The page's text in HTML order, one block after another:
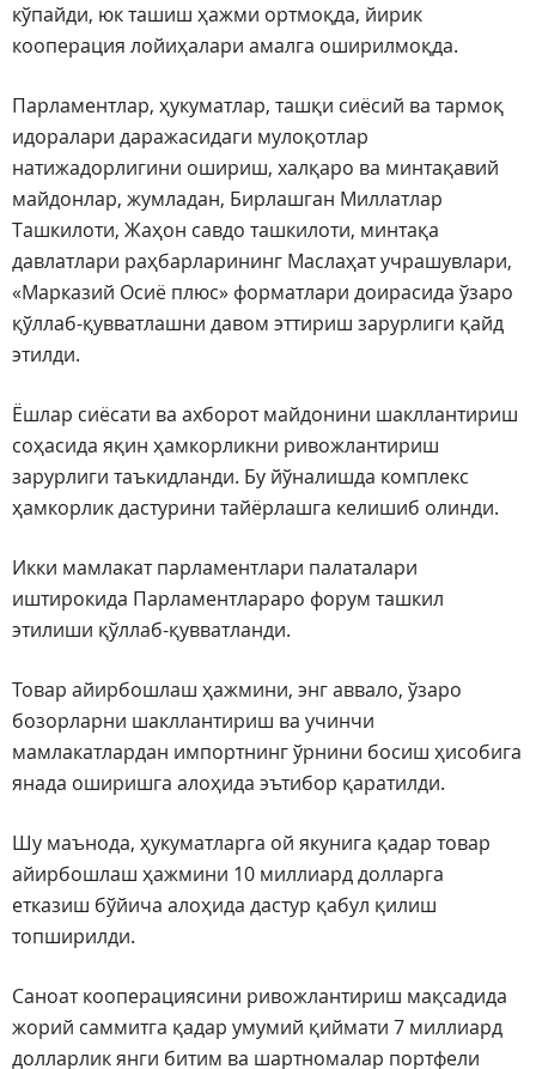
кўпайди, юк ташиш ҳажми ортмоқда, йирик
кооперация лойиҳалари амалга оширилмоқда.
Парламентлар, ҳукуматлар, ташқи сиёсий ва тармоқ
идоралари даражасидаги мулоқотлар
натижадорлигини ошириш, халқаро ва минтақавий
майдонлар, жумладан, Бирлашган Миллатлар
Ташкилоти, Жаҳон савдо ташкилоти, минтақа
давлатлари раҳбарларининг Маслаҳат учрашувлари,
«Марказий Осиё плюс» форматлари доирасида ўзаро
қўллаб-қувватлашни давом эттириш зарурлиги қайд
этилди.
Ёшлар сиёсати ва ахборот майдонини шакллантириш
соҳасида яқин ҳамкорликни ривожлантириш
зарурлиги таъкидланди. Бу йўналишда комплекс
ҳамкорлик дастурини тайёрлашга келишиб олинди.
Икки мамлакат парламентлари палаталари
иштирокида Парламентлараро форум ташкил
этилиши қўллаб-қувватланди.
Товар айирбошлаш ҳажмини, энг аввало, ўзаро
бозорларни шакллантириш ва учинчи
мамлакатлардан импортнинг ўрнини босиш ҳисобига
янада оширишга алоҳида эътибор қаратилди.
Шу маънода, ҳукуматларга ой якунига қадар товар
айирбошлаш ҳажмини 10 миллиард долларга
етказиш бўйича алоҳида дастур қабул қилиш
топширилди.
Саноат кооперациясини ривожлантириш мақсадида
жорий саммитга қадар умумий қиймати 7 миллиард
долларлик янги битим ва шартномалар портфели